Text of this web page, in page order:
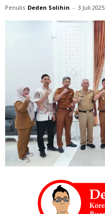
Penulis Deden Solihin - 3 Juli 2025